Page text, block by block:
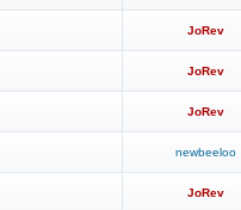
JoRev
JoRev
JoRev
newbeeloo
JoRev